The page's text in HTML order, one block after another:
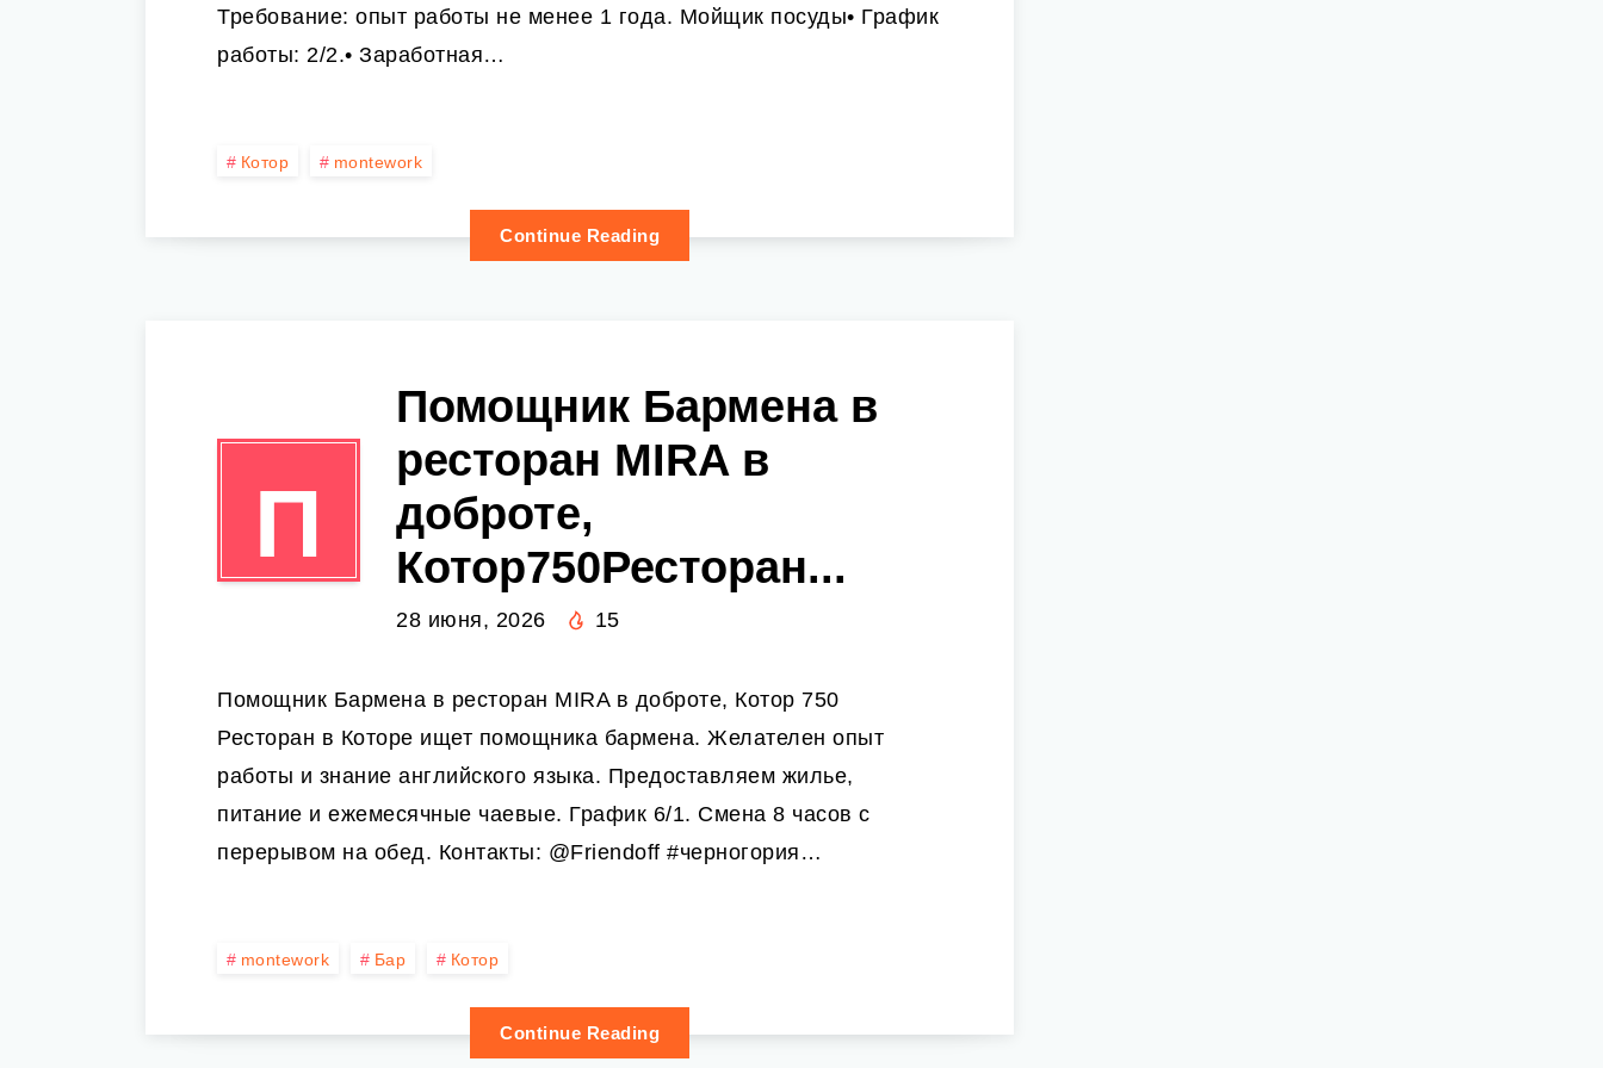
Требование: опыт работы не менее 1 года. Мойщик посуды• График
работы: 2/2.• Заработная…
Котор montework
Continue Reading
П
Помощник Бармена в
ресторан MIRA в
доброте,
Котор750Ресторан...
28 июня, 2026 15
Помощник Бармена в ресторан MIRA в доброте, Котор 750
Ресторан в Которе ищет помощника бармена. Желателен опыт
работы и знание английского языка. Предоставляем жилье,
питание и ежемесячные чаевые. График 6/1. Смена 8 часов с
перерывом на обед. Контакты: @Friendoff #черногория…
montework Бар Котор
Continue Reading